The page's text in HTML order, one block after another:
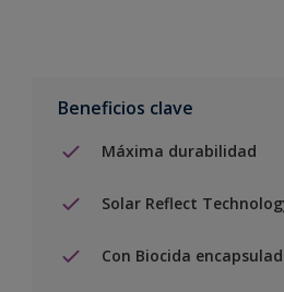
Beneficios clave
Máxima durabilidad
Solar Reflect
Con Biocida